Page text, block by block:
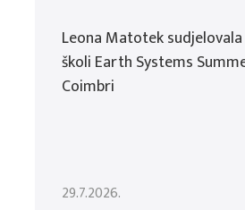
Leona Matotek
školi Earth Systems
Coimbri
29.7.2026.